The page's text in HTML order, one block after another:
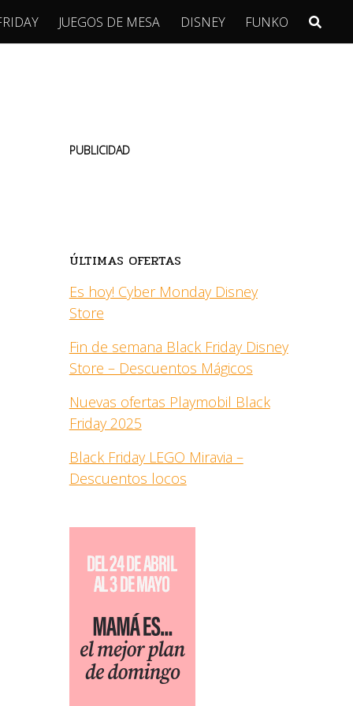
JUEGOS DE MESA DISNEY FUNKO
PUBLICIDAD
ÚLTIMAS OFERTAS
Es hoy! Cyber Monday Disney
Store
Fin de semana Black Friday Disney
Store – Descuentos Mágicos
Nuevas ofertas Playmobil Black
Friday 2025
Black Friday LEGO Miravia –
Descuentos locos